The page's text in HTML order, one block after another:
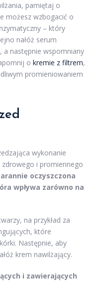
pamiętaj o
możesz wzbogacić o
– który
nałóż serum
następnie wspomniany
o kremie z filtrem,
promieniowaniem
wykonanie
i promiennego
oczyszczona
wpływa zarówno na
na przykład za
które
Następnie, aby
krem nawilżający.
i zawierających